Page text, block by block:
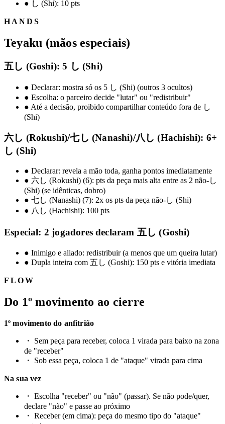
● し (Shi): 10 pts
HANDS
Teyaku (mãos especiais)
五し (Goshi): 5 し (Shi)
● Declarar: mostra só os 5 し (Shi) (outros 3 ocultos)
● Escolha: o parceiro decide "lutar" ou "redistribuir"
● Até a decisão, proibido compartilhar conteúdo fora de し
(Shi)
六し (Rokushi)/七し (Nanashi)/八し (Hachishi): 6+
し (Shi)
● Declarar: revela a mão toda, ganha pontos imediatamente
● 六し (Rokushi) (6): pts da peça mais alta entre as 2 não-し
(Shi) (se idênticas, dobro)
● 七し (Nanashi) (7): 2x os pts da peça não-し (Shi)
● 八し (Hachishi): 100 pts
Especial: 2 jogadores declaram 五し (Goshi)
● Inimigo e aliado: redistribuir (a menos que um queira lutar)
● Dupla inteira com 五し (Goshi): 150 pts e vitória imediata
FLOW
Do 1º movimento ao cierre
1º movimento do anfitrião
・
Sem peça para receber, coloca 1 virada para baixo na zona
de "receber"
・
Sob essa peça, coloca 1 de "ataque" virada para cima
Na sua vez
・ Escolha "receber" ou "não" (passar). Se não pode/quer,
declare "não" e passe ao próximo
・ Receber (em cima): peça do mesmo tipo do "ataque"